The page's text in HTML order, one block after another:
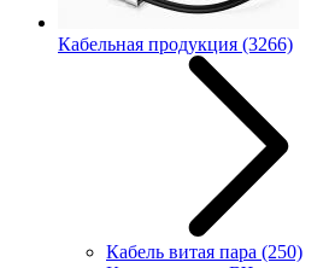
Кабельная продукция (3266)
Кабель витая пара (250)